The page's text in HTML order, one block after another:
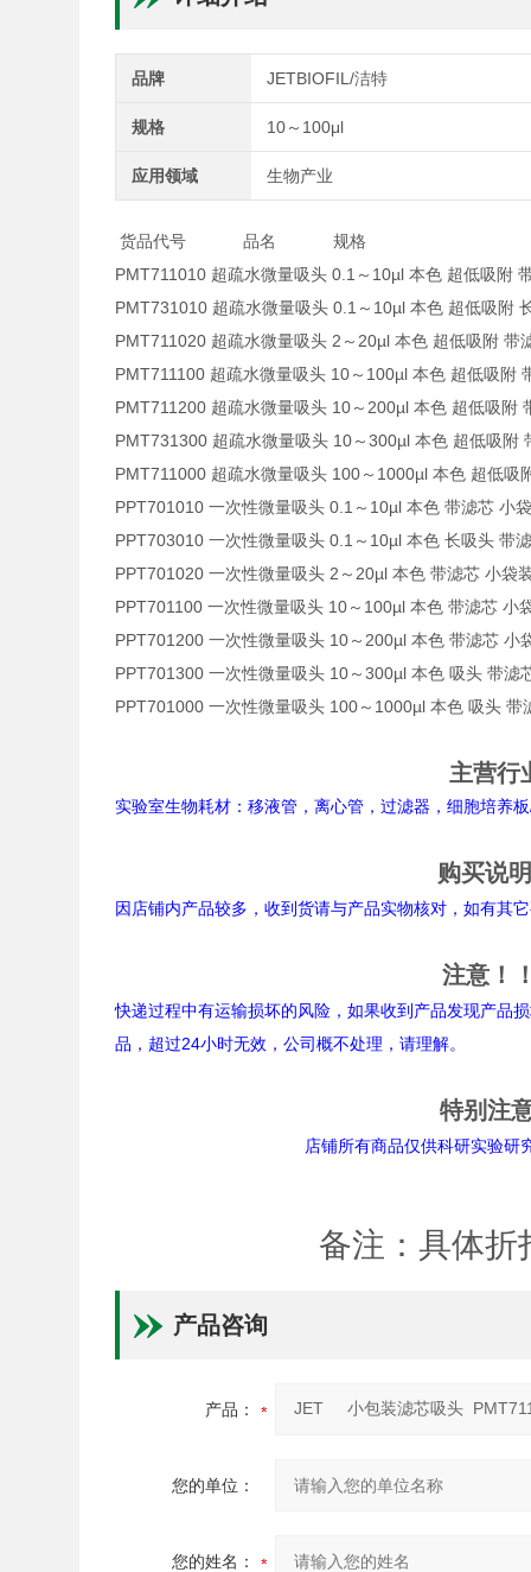
品牌 JETBIOFIL/洁特
规格 10～100μl
应用领域 生物产业
货品代号 品名 规格
PMT711010 超疏水微量吸头 0.1～10µl 本色 超低
PMT731010 超疏水微量吸头 0.1～10µl 本色 超低吸附
PMT711020 超疏水微量吸头 2～20µl 本色 超低吸
PMT711100 超疏水微量吸头 10～100µl 本色 超低
PMT711200 超疏水微量吸头 10～200µl 本色 超低
PMT731300 超疏水微量吸头 10～300µl 本色 超低
PMT711000 超疏水微量吸头 100～1000µl 本色 超低
PPT701010 一次性微量吸头 0.1～10µl 本色 带
PPT703010 一次性微量吸头 0.1～10µl 本色 长吸
PPT701020 一次性微量吸头 2～20µl 本色 带
PPT701100 一次性微量吸头 10～100µl 本色 带
PPT701200 一次性微量吸头 10～200µl 本色 带
PPT701300 一次性微量吸头 10～300µl 本色 吸头
PPT701000 一次性微量吸头 100～1000µl 本色 吸
主营行
实验室生物耗材：移液管，离心管，过滤器，细胞培养
购买说
因店铺内产品较多，收到货请与产品实物核对，如有其
注意！
快递过程中有运输损坏的风险，如果收到产品发现产品
品，超过24小时无效，公司概不处理，请理解。
特别注
店铺所有商品仅供科研实验研究用途。
备注：具体折
产品咨询
产品：
您的单位：
您的姓名：